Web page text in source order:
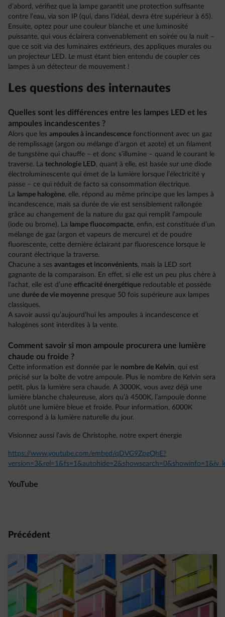
d’abord, vérifiez que la lampe garantit une protection suffisante
contre l’eau, via son IP (qui, dans l’idéal, devra être supérieur à 65).
Ensuite, optez pour une couleur blanche et une luminosité
puissante, qui vous éclairera convenablement en soirée ou la nuit –
que ce soit via des luminaires extérieurs, des appliques murales ou
un projecteur LED. Le must étant bien entendu de coupler ces
lampes à un détecteur de mouvement !
Les questions des internautes
Quelles sont les différences entre les lampes LED et les
ampoules incandescentes ?
Alors que les ampoules à incandescence fonctionnent avec un gaz
de remplissage (argon ou mélange d’argon et azote) et un filament
de tungstène qui chauffe – et donc s’illumine – quand le courant le
traverse. La technologie LED, quant à elle, est basée sur une diode
électroluminescente qui émet de la lumière lorsque l’électricité y
passe – ce qui réduit de facto sa consommation électrique.
La lampe halogène, elle, répond au même principe que les lampes à
incandescence, mais sa durée de vie est sensiblement rallongée
grâce au changement de la nature du gaz qui remplit l’ampoule
(iode ou brome). La lampe fluocompacte, enfin, est constituée d’un
mélange de gaz (argon et vapeurs de mercure) et de poudre
fluorescente, cette dernière éclairant par fluorescence lorsque le
courant électrique la traverse.
Chacune a ses avantages et inconvénients, mais la LED sort
gagnante de la comparaison. En effet, si elle est un peu plus chère à
l’achat, elle est d’une efficacité énergétique redoutable et possède
une durée de vie moyenne presque 50 fois supérieure aux lampes
classiques.
A savoir aussi qu’aujourd’hui les ampoules à incandescence et
halogènes sont interdites à la vente.
Comment savoir si mon ampoule procurera une lumière
chaude ou froide ?
Cette information est donnée par le nombre de Kelvin, qui est
précisé sur la boîte de votre ampoule. Plus le nombre de Kelvin sera
petit, plus la lumière sera chaude. A 3000K, vous avez déjà une
lumière blanche chaleureuse, alors qu’à 4500K, l’ampoule donne
plutôt une lumière bleue et froide. Pour information, 6000K
correspond à la lumière naturelle du jour.
Visionnez aussi l’avis de Christophe, notre expert énergie
https://www.youtube.com/embed/qDVG9ZpgQhE?
YouTube
Précédent